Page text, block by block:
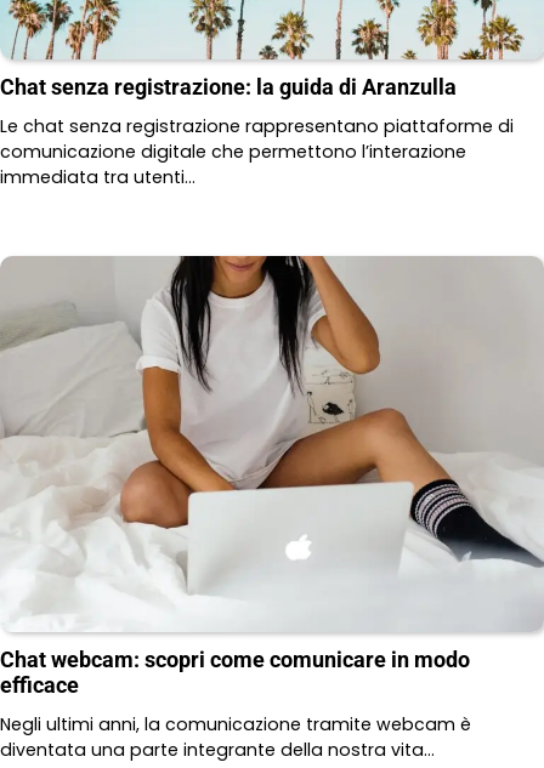
Chat senza registrazione: la guida di Aranzulla
Le chat senza registrazione rappresentano piattaforme di
comunicazione digitale che permettono l’interazione
immediata tra utenti…
Chat webcam: scopri come comunicare in modo
efficace
Negli ultimi anni, la comunicazione tramite webcam è
diventata una parte integrante della nostra vita…